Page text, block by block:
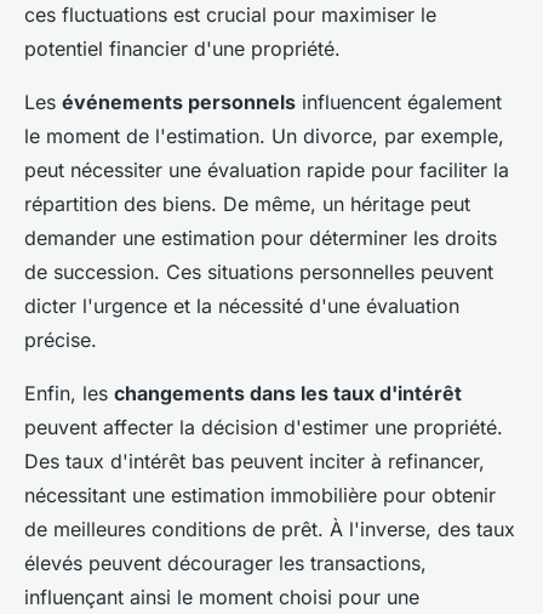
ces fluctuations est crucial pour maximiser le
potentiel financier d'une propriété.
Les événements personnels influencent également
le moment de l'estimation. Un divorce, par exemple,
peut nécessiter une évaluation rapide pour faciliter la
répartition des biens. De même, un héritage peut
demander une estimation pour déterminer les droits
de succession. Ces situations personnelles peuvent
dicter l'urgence et la nécessité d'une évaluation
précise.
Enfin, les changements dans les taux d'intérêt
peuvent affecter la décision d'estimer une propriété.
Des taux d'intérêt bas peuvent inciter à refinancer,
nécessitant une estimation immobilière pour obtenir
de meilleures conditions de prêt. À l'inverse, des taux
élevés peuvent décourager les transactions,
influençant ainsi le moment choisi pour une